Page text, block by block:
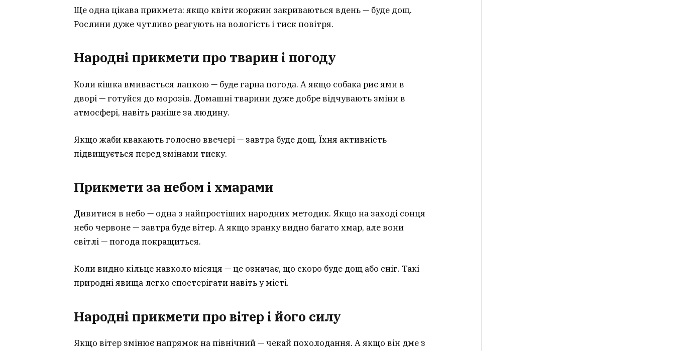
Ще одна цікава прикмета: якщо квіти жоржин закриваються вдень — буде дощ.
Рослини дуже чутливо реагують на вологість і тиск повітря.
Народні прикмети про тварин і погоду
Коли кішка вмивається лапкою — буде гарна погода. А якщо собака риє ями в
дворі — готуйся до морозів. Домашні тварини дуже добре відчувають зміни в
атмосфері, навіть раніше за людину.
Якщо жаби квакають голосно ввечері — завтра буде дощ. Їхня активність
підвищується перед змінами тиску.
Прикмети за небом і хмарами
Дивитися в небо — одна з найпростіших народних методик. Якщо на заході сонця
небо червоне — завтра буде вітер. А якщо зранку видно багато хмар, але вони
світлі — погода покращиться.
Коли видно кільце навколо місяця — це означає, що скоро буде дощ або сніг. Такі
природні явища легко спостерігати навіть у місті.
Народні прикмети про вітер і його силу
Якщо вітер змінює напрямок на північний — чекай похолодання. А якщо він дме з